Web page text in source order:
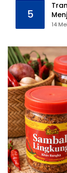
5
14